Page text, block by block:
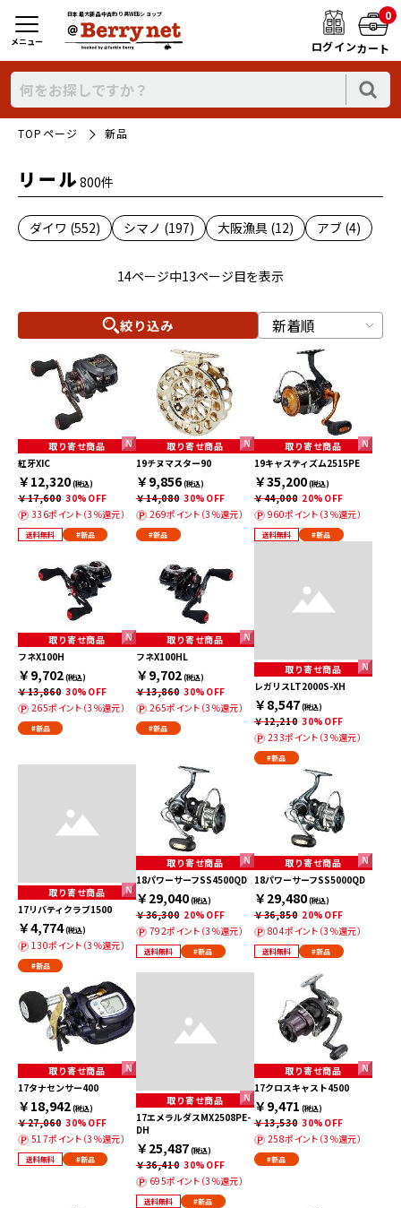
日本最大新品中古釣り具WEBショップ
ログイン
0
カート
メニュー
TOPページ 新品
リール 800件
ダイワ (552) シマノ (197) 大阪漁具 (12) アブ (4)
14ページ中13ページ目を表示
絞り込み
取り寄せ商品
紅牙XIC
￥12,320(税込)
￥17,600 30%OFF
336ポイント（3％還元）
送料無料 #新品
取り寄せ商品
19チヌマスター90
￥9,856(税込)
￥14,080 30%OFF
269ポイント（3％還元）
#新品
取り寄せ商品
19キャスティズム2515PE
￥35,200(税込)
￥44,000 20%OFF
960ポイント（3％還元）
送料無料 #新品
取り寄せ商品
フネX100H
￥9,702(税込)
￥13,860 30%OFF
265ポイント（3％還元）
#新品
取り寄せ商品
フネX100HL
￥9,702(税込)
￥13,860 30%OFF
265ポイント（3％還元）
#新品
取り寄せ商品
レガリスLT2000S-XH
￥8,547(税込)
￥12,210 30%OFF
233ポイント（3％還元）
#新品
取り寄せ商品
17リバティクラブ1500
￥4,774(税込)
130ポイント（3％還元）
#新品
取り寄せ商品
18パワーサーフSS4500QD
￥29,040(税込)
￥36,300 20%OFF
792ポイント（3％還元）
送料無料 #新品
取り寄せ商品
18パワーサーフSS5000QD
￥29,480(税込)
￥36,850 20%OFF
804ポイント（3％還元）
送料無料 #新品
取り寄せ商品
17タナセンサー400
￥18,942(税込)
￥27,060 30%OFF
517ポイント（3％還元）
送料無料 #新品
取り寄せ商品
17エメラルダスMX2508PE-
DH
￥25,487(税込)
￥36,410 30%OFF
695ポイント（3％還元）
送料無料 #新品
取り寄せ商品
17クロスキャスト4500
￥9,471 (税込)
￥13,530 30%OFF
258ポイント（3％還元）
#新品